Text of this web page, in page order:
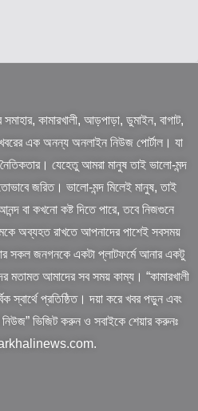
কামারখালী, আড়পাড়া, ডুমাইন, বাগাট,
এক অনন্য অনলাইন নিউজ পোর্টাল। যা
যেহেতু আমরা মানুষ তাই ভালো-মন্দ
জরিত। ভালো-মন্দ মিলেই মানুষ, তাই
বা কখনো কষ্ট দিতে পারে, তবে নিজগুনে
অব্যহত রাখতে আপনাদের পাশেই সবসময়
সকল জনগনকে একটা প্লাটফর্মে আনার একটু
মতামত আমাদের সব সময় কাম্য। “কামারখালী
স্বার্থে প্রতিষ্ঠিত। দয়া করে খবর পড়ুন এবং
নিউজ” ভিজিট করুন ও সবাইকে শেয়ার করুনঃ